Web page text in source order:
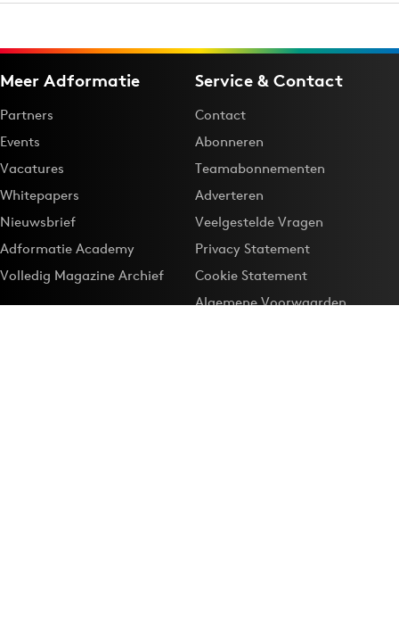
Meer Adformatie
Partners
Events
Vacatures
Whitepapers
Nieuwsbrief
Adformatie Academy
Volledig Magazine Archief
Service & Contact
Contact
Abonneren
Teamabonnementen
Adverteren
Veelgestelde Vragen
Privacy Statement
Cookie Statement
Algemene Voorwaarden